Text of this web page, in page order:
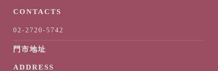
02-2720-5742